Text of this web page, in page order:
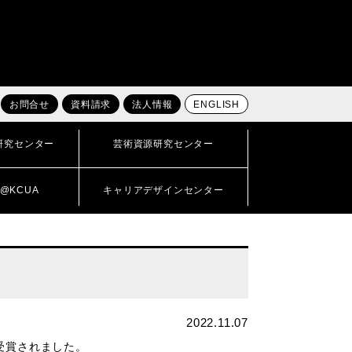
お問合せ 資料請求 法人情報 ENGLISH
究センター 芸術資源研究センター
キャリアデザインセンター
2022.11.07
賞されました。